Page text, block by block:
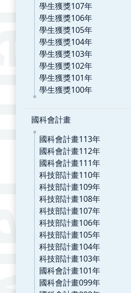
學生獲獎107年
學生獲獎106年
學生獲獎105年
學生獲獎104年
學生獲獎103年
學生獲獎102年
學生獲獎101年
學生獲獎100年
國科會計畫
國科會計畫113年
國科會計畫112年
國科會計畫111年
科技部計畫110年
科技部計畫109年
科技部計畫108年
科技部計畫107年
科技部計畫106年
科技部計畫105年
科技部計畫104年
科技部計畫103年
國科會計畫101年
國科會計畫099年